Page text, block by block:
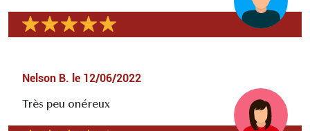
Nelson B. le 12/06/2022
Très peu onéreux